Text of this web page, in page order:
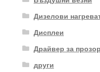
Дизелови
Дисплеи
Драйвер за
други